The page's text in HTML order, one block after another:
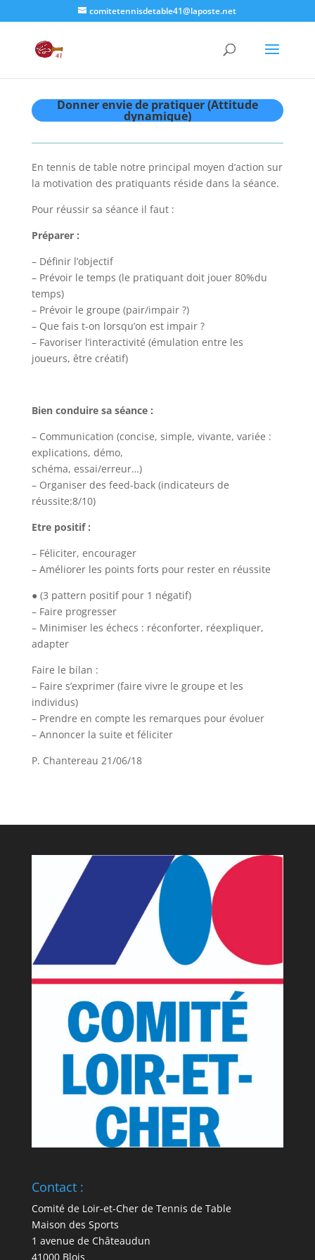
comitetennisdetable41@laposte.net
Donner envie de pratiquer (Attitude
dynamique)
En tennis de table notre principal moyen d’action sur
la motivation des pratiquants réside dans la séance.
Pour réussir sa séance il faut :
Préparer :
– Définir l’objectif
– Prévoir le temps (le pratiquant doit jouer 80%du
temps)
– Prévoir le groupe (pair/impair ?)
– Que fais t-on lorsqu’on est impair ?
– Favoriser l’interactivité (émulation entre les
joueurs, être créatif)
Bien conduire sa séance :
– Communication (concise, simple, vivante, variée :
explications, démo,
schéma, essai/erreur…)
– Organiser des feed-back (indicateurs de
réussite:8/10)
Etre positif :
– Féliciter, encourager
– Améliorer les points forts pour rester en réussite
● (3 pattern positif pour 1 négatif)
– Faire progresser
– Minimiser les échecs : réconforter, réexpliquer,
adapter
Faire le bilan :
– Faire s’exprimer (faire vivre le groupe et les
individus)
– Prendre en compte les remarques pour évoluer
– Annoncer la suite et féliciter
P. Chantereau 21/06/18
Contact :
Comité de Loir-et-Cher de Tennis de Table
Maison des Sports
1 avenue de Châteaudun
41000 Blois